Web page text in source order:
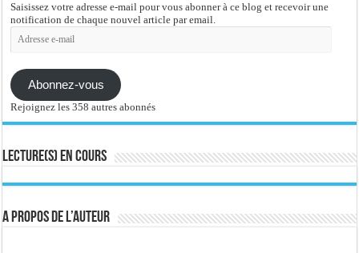
Saisissez votre adresse e-mail pour vous abonner à ce blog et recevoir une
notification de chaque nouvel article par email.
Adresse
e-
Abonnez-vous
Rejoignez les 358 autres abonnés
Lecture(s) en cours
A propos de l’auteur